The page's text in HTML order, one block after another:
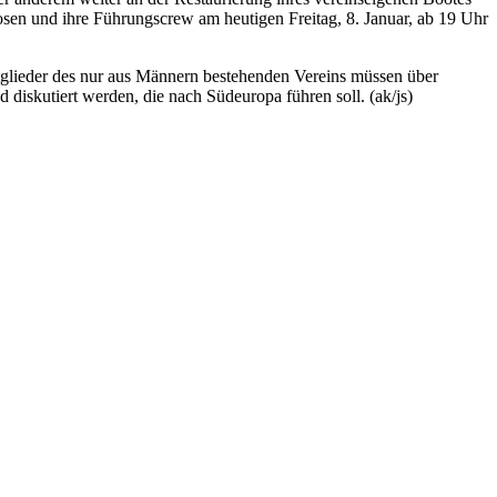
und ihre Führungscrew am heutigen Freitag, 8. Januar, ab 19 Uhr
des nur aus Männern bestehenden Vereins müssen über
diskutiert werden, die nach Südeuropa führen soll. (ak/js)